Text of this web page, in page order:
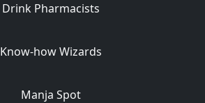
Drink Pharmacists
Know-how Wizards
Manja Spot